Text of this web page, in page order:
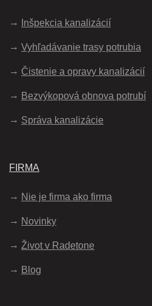
Inšpekcia kanalizácií
Vyhľadávanie trasy potrubia
Čistenie a opravy kanalizácií
Bezvýkopová obnova potrubí
Správa kanalizácie
FIRMA
Nie je firma ako firma
Novinky
Život v Radetone
Blog